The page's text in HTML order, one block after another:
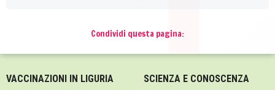
Condividi questa pagina:
VACCINAZIONI IN LIGURIA SCIENZA E CONOSCENZA